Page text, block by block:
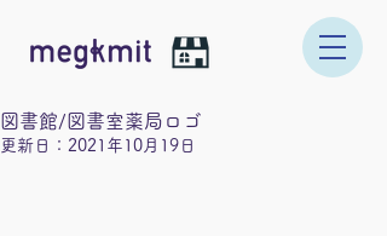
図書館/図書室薬局ロゴ
更新日： 2021年10月19日